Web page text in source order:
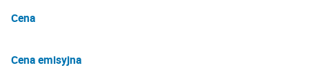
Cena
Cena emisyjna